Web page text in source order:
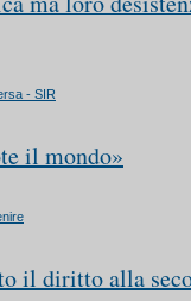
- SIR
il mondo»
il diritto alla